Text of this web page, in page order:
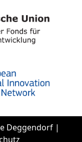
Deggendorf |